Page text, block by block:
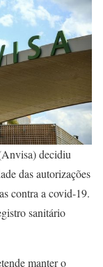
decidiu
das autorizações
contra a covid-19.
sanitário
manter o